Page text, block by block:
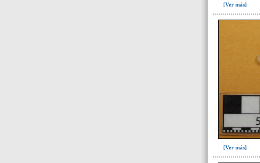
[Ver más]
[Ver más]